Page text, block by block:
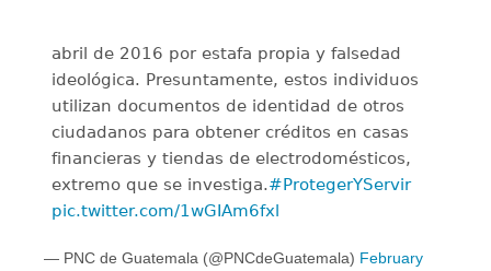
abril de 2016 por estafa propia y falsedad
ideológica. Presuntamente, estos individuos
utilizan documentos de identidad de otros
ciudadanos para obtener créditos en casas
financieras y tiendas de electrodomésticos,
extremo que se investiga.#ProtegerYServir
pic.twitter.com/1wGIAm6fxl
— PNC de Guatemala (@PNCdeGuatemala) February